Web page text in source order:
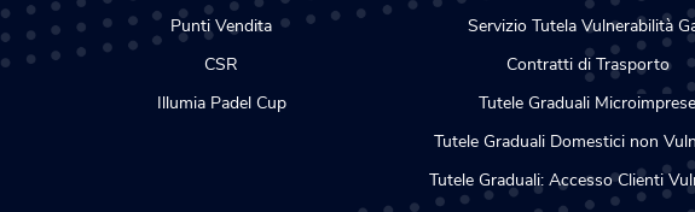
Punti Vendita
CSR
Illumia Padel Cup
Servizio Tutela Vulnerabilità
Contratti di Trasporto
Tutele Graduali Microimprese
Tutele Graduali Domestici non
Tutele Graduali: Accesso Clienti